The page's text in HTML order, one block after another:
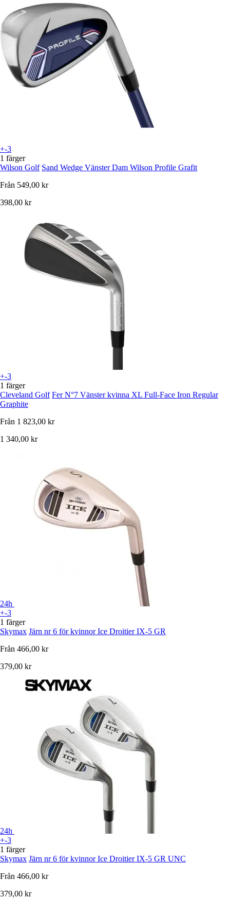
+-3
1 färger
Wilson Golf Sand Wedge Vänster Dam Wilson Profile Grafit
Från 549,00 kr
398,00 kr
+-3
1 färger
Cleveland Golf Fer N°7 Vänster kvinna XL Full-Face Iron Regular
Graphite
Från 1 823,00 kr
1 340,00 kr
24h
+-3
1 färger
Skymax Järn nr 6 för kvinnor Ice Droitier IX-5 GR
Från 466,00 kr
379,00 kr
24h
+-3
1 färger
Skymax Järn nr 6 för kvinnor Ice Droitier IX-5 GR UNC
Från 466,00 kr
379,00 kr